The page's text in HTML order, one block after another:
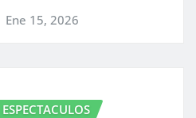
Ene 15, 2026
ESPECTACULOS